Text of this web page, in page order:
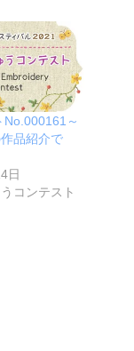
～
品紹介で
日
コンテスト